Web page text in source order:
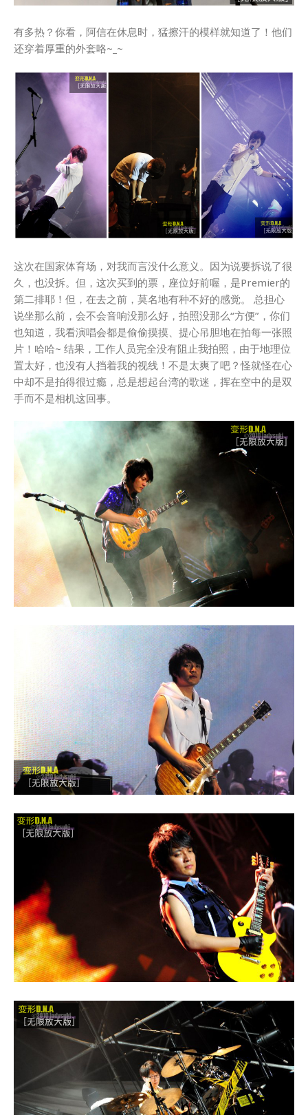
有多热？你看，阿信在休息时，猛擦汗的模样就知道了！他们
还穿着厚重的外套咯~_~
这次在国家体育场，对我而言没什么意义。因为说要拆说了很
久，也没拆。但，这次买到的票，座位好前喔，是Premier的
第二排耶！但，在去之前，莫名地有种不好的感觉。 总担心
说坐那么前，会不会音响没那么好，拍照没那么“方便”，你们
也知道，我看演唱会都是偷偷摸摸、提心吊胆地在拍每一张照
片！哈哈~ 结果，工作人员完全没有阻止我拍照，由于地理位
置太好，也没有人挡着我的视线！不是太爽了吧？怪就怪在心
中却不是拍得很过瘾，总是想起台湾的歌迷，挥在空中的是双
手而不是相机这回事。